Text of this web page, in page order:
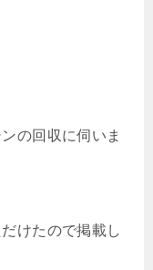
の回収に伺いま
けたので掲載し